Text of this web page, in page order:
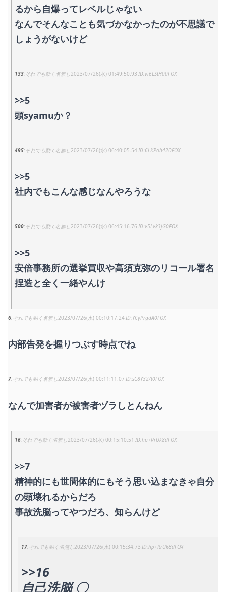
るから自爆ってレベルじゃない
なんでそんなことも気づかなかったのが不思議で
しょうがないけど
133 それでも動く名無し 2023/07/26(水) 01:49:50.93 vi6LStH00FOX
>>5
頭syamuか？
495 それでも動く名無し 2023/07/26(水) 06:40:05.54 6LKPoh420FOX
>>5
社内でもこんな感じなんやろうな
500 それでも動く名無し 2023/07/26(水) 06:45:16.76 v5Lvk3jG0FOX
>>5
安倍事務所の選挙買収や高須克弥のリコール署名
捏造と全く一緒やんけ
6 それでも動く名無し 2023/07/26(水) 00:10:17.24 YCyPrgdA0FOX
内部告発を握りつぶす時点でね
7 それでも動く名無し 2023/07/26(水) 00:11:11.07 sC8Y32/t0FOX
なんで加害者が被害者ヅラしとんねん
16 それでも動く名無し 2023/07/26(水) 00:15:10.51 hp+RrUk8dFOX
>>7
精神的にも世間体的にもそう思い込まなきゃ自分
の頭壊れるからだろ
事故洗脳ってやつだろ、知らんけど
17 それでも動く名無し 2023/07/26(水) 00:15:34.73 hp+RrUk8dFOX
>>16
自己洗脳 〇